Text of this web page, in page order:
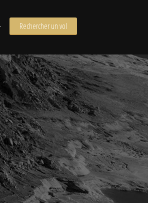
Rechercher un vol